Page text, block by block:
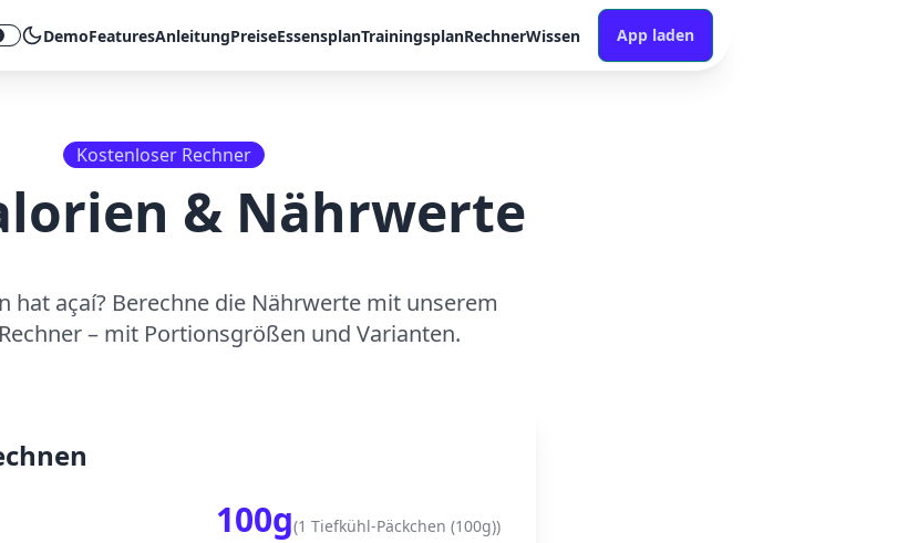
umschalten
DemoFeaturesAnleitungPreiseEssensplanTrainingsplanRechnerWissen App laden
Kostenloser Rechner
& Nährwerte
hat açaí? Berechne die Nährwerte mit unserem
– mit Portionsgrößen und Varianten.
100g(1 Tiefkühl-Päckchen (100g))